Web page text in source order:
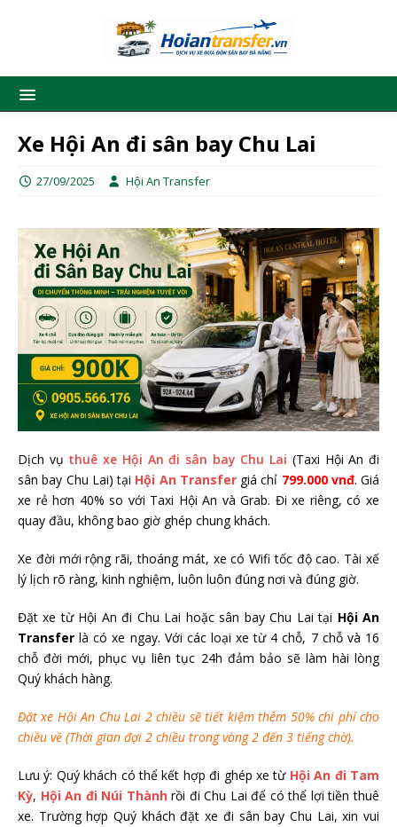
Xe Hội An đi sân bay Chu Lai
27/09/2025 Hội An Transfer
Dịch vụ thuê xe Hội An đi sân bay Chu Lai (Taxi Hội An đi
sân bay Chu Lai) tại Hội An Transfergiá chỉ 799.000 vnđ. Giá
xe rẻ hơn 40% so với Taxi Hội An và Grab. Đi xe riêng, có xe
quay đầu, không bao giờ ghép chung khách.
Xe đời mới rộng rãi, thoáng mát, xe có Wifi tốc độ cao. Tài xế
lý lịch rõ ràng, kinh nghiệm, luôn luôn đúng nơi và đúng giờ.
Đặt xe từ Hội An đi Chu Lai hoặc sân bay Chu Lai tại Hội An
Transfer là có xe ngay. Với các loại xe từ 4 chỗ, 7 chỗ và 16
chỗ đời mới, phục vụ liên tục 24h đảm bảo sẽ làm hài lòng
Quý khách hàng.
Đặt xe Hội An Chu Lai 2 chiều sẽ tiết kiệm thêm 50% chi phí cho
chiều về (Thời gian đợi 2 chiều trong vòng 2 đến 3 tiếng chờ).
Lưu ý: Quý khách có thể kết hợp đi ghép xe từ Hội An đi Tam
Kỳ, Hội An đi Núi Thành rồi đi Chu Lai để có thể lợi tiền thuê
xe. Trường hợp Quý khách đặt xe đi sân bay Chu Lai, xin vui